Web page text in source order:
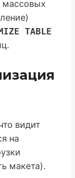
массовых
TABLE
видит
на
макета).